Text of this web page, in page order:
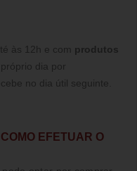
às 12h e com produtos
próprio dia por
no dia útil seguinte.
EFETUAR O